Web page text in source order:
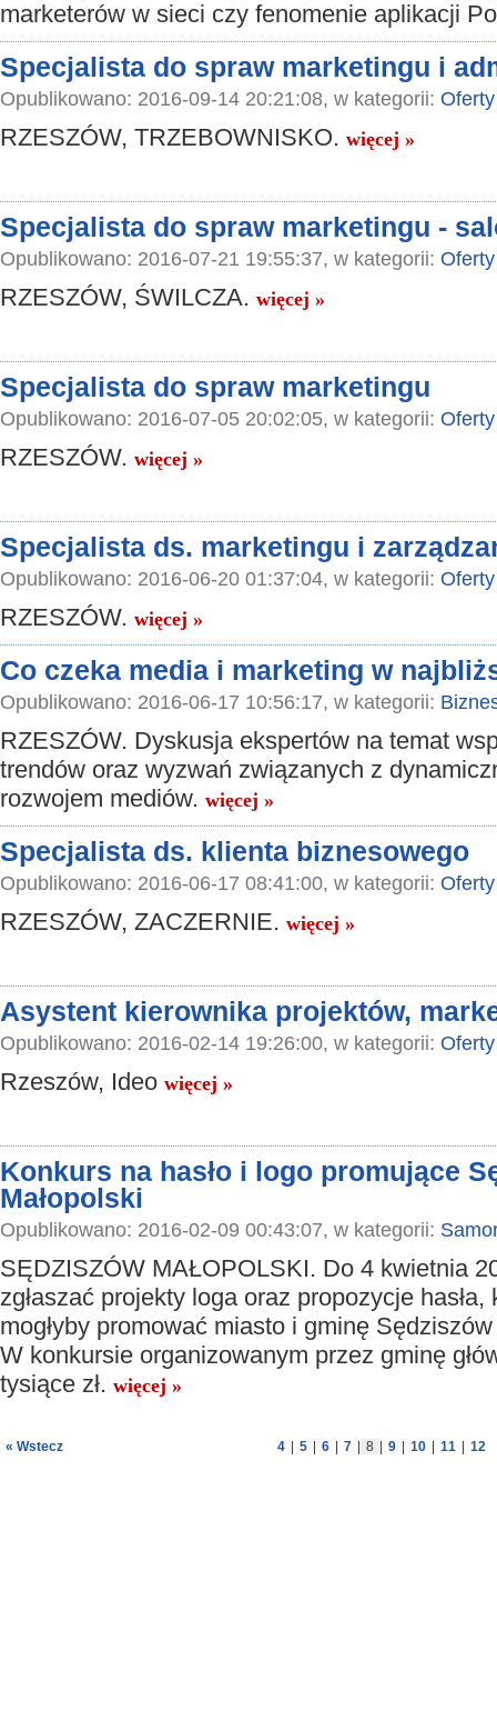
marketerów w sieci czy fenomenie aplikacji
Specjalista do spraw marketingu i
Opublikowano: 2016-09-14 20:21:08, w kategorii:
RZESZÓW, TRZEBOWNISKO. więcej »
Specjalista do spraw marketingu -
Opublikowano: 2016-07-21 19:55:37, w kategorii:
RZESZÓW, ŚWILCZA. więcej »
Specjalista do spraw marketingu
Opublikowano: 2016-07-05 20:02:05, w kategorii:
RZESZÓW. więcej »
Specjalista ds. marketingu i
Opublikowano: 2016-06-20 01:37:04, w kategorii:
RZESZÓW. więcej »
Co czeka media i marketing w
Opublikowano: 2016-06-17 10:56:17, w kategorii:
RZESZÓW. Dyskusja ekspertów na temat
trendów oraz wyzwań związanych z
rozwojem mediów. więcej »
Specjalista ds. klienta biznesowego
Opublikowano: 2016-06-17 08:41:00, w kategorii:
RZESZÓW, ZACZERNIE. więcej »
Asystent kierownika projektów,
Opublikowano: 2016-02-14 19:26:00, w kategorii:
Rzeszów, Ideo więcej »
Konkurs na hasło i logo promujące
Małopolski
Opublikowano: 2016-02-09 00:43:07, w kategorii:
SĘDZISZÓW MAŁOPOLSKI. Do 4 kwietnia
zgłaszać projekty loga oraz propozycje hasła,
mogłyby promować miasto i gminę Sędziszów
W konkursie organizowanym przez gminę
tysiące zł. więcej »
« Wstecz 4 5 6 7 8 9 10 11 12